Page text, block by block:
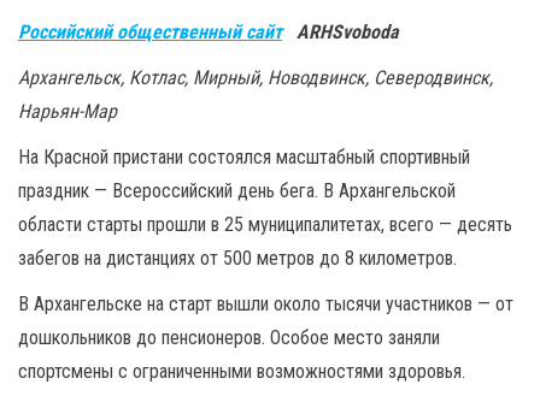
Российский общественный сайтARHSvoboda
Архангельск, Котлас, Мирный, Новодвинск, Северодвинск,
Нарьян-Мар
На Красной пристани состоялся масштабный спортивный
праздник — Всероссийский день бега. В Архангельской
области старты прошли в 25 муниципалитетах, всего — десять
забегов на дистанциях от 500 метров до 8 километров.
В Архангельске на старт вышли около тысячи участников — от
дошкольников до пенсионеров. Особое место заняли
спортсмены с ограниченными возможностями здоровья.